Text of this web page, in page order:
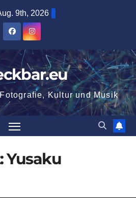
9th, 2026
Kultur und Musik
Yusaku